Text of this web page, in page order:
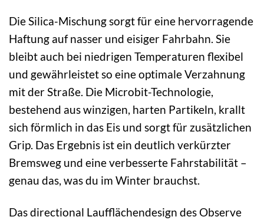
Die Silica-Mischung sorgt für eine hervorragende
Haftung auf nasser und eisiger Fahrbahn. Sie
bleibt auch bei niedrigen Temperaturen flexibel
und gewährleistet so eine optimale Verzahnung
mit der Straße. Die Microbit-Technologie,
bestehend aus winzigen, harten Partikeln, krallt
sich förmlich in das Eis und sorgt für zusätzlichen
Grip. Das Ergebnis ist ein deutlich verkürzter
Bremsweg und eine verbesserte Fahrstabilität –
genau das, was du im Winter brauchst.
Das directional Laufflächendesign des Observe